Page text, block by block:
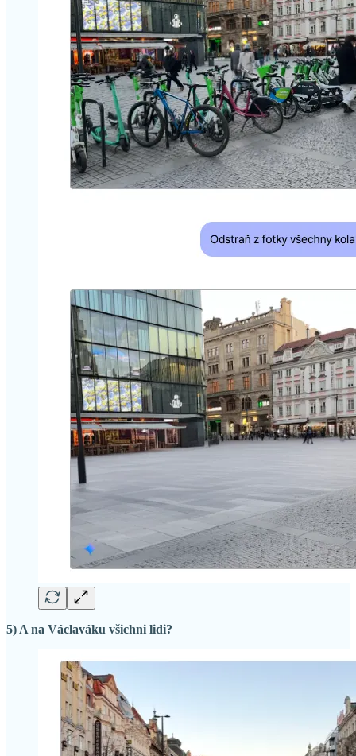
5) A na Václaváku všichni lidi?